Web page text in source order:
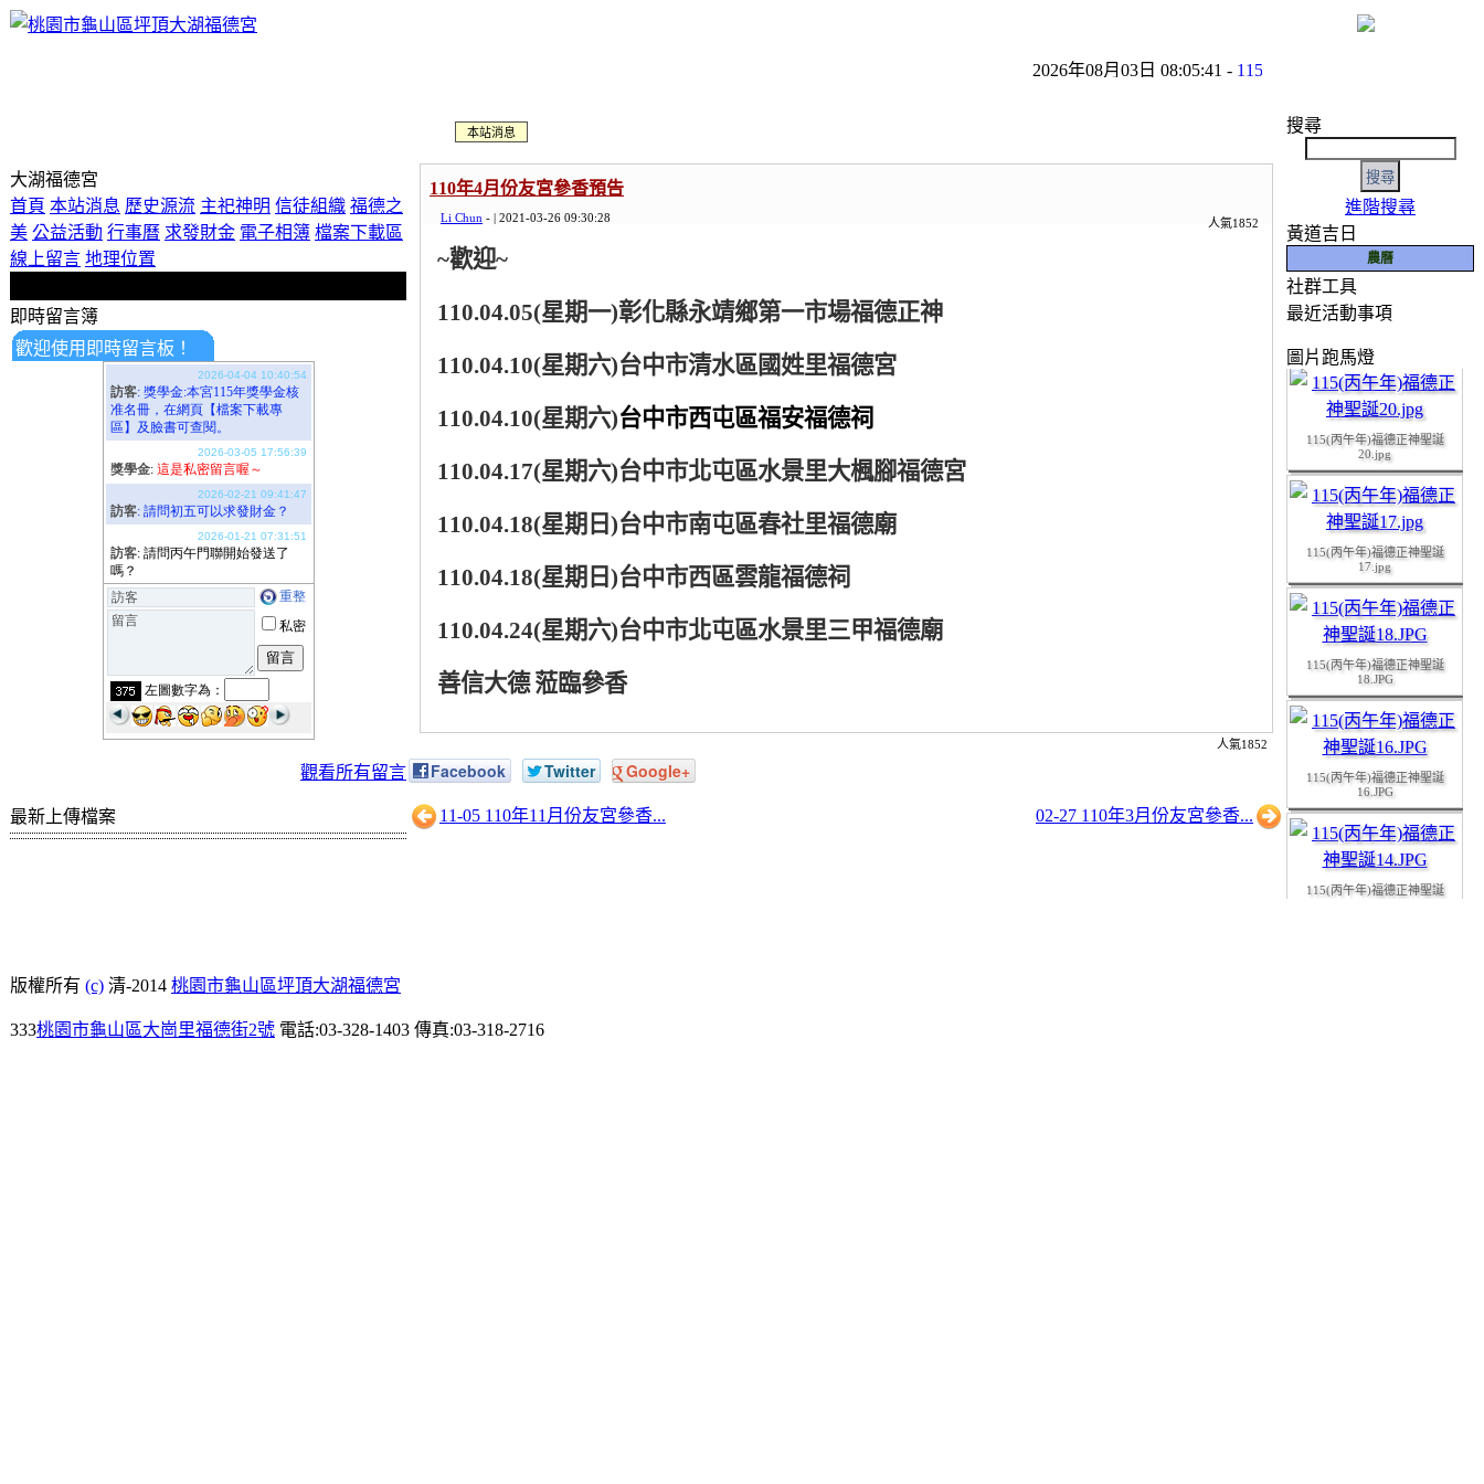
大湖福德宮
首頁 本站消息 歷史源流 主祀神明 信徒組織 福德之
美 公益活動 行事曆 求發財金 電子相簿 檔案下載區
線上留言 地理位置
如有任何寶貴意見，
即時留言簿
歡迎使用即時留言板！
觀看所有留言
最新上傳檔案
2026年08月03日 08:05:41 -115年8月份友宮參香預告
本站消息
110年4月份友宮參香預告
人氣1852
Li Chun - | 2021-03-26 09:30:28
~歡迎~
110.04.05(星期一)彰化縣永靖鄉第一市場福德正神
110.04.10(星期六)台中市清水區國姓里福德宮
110.04.10(星期六)台中市西屯區福安福德祠
110.04.17(星期六)台中市北屯區水景里大楓腳福德宮
110.04.18(星期日)台中市南屯區春社里福德廟
110.04.18(星期日)台中市西區雲龍福德祠
110.04.24(星期六)台中市北屯區水景里三甲福德廟
善信大德蒞臨參香
人氣1852
Facebook Twitter Google+
11-05 110年11月份友宮參香... 02-27 110年3月份友宮參香...
搜尋
進階搜尋
黃道吉日
農曆
社群工具
最近活動事項
圖片跑馬燈
115(丙午年)福德正神聖誕
115(丙午年)福德正神聖誕
20.jpg
115(丙午年)福德正神聖誕
17.jpg
115(丙午年)福德正神聖誕
18.JPG
115(丙午年)福德正神聖誕
16.JPG
115(丙午年)福德正神聖誕
14.JPG
版權所有 (c) 清-2014 桃園市龜山區坪頂大湖福德宮
333桃園市龜山區大崗里福德街2號 電話:03-328-1403 傳真:03-318-2716